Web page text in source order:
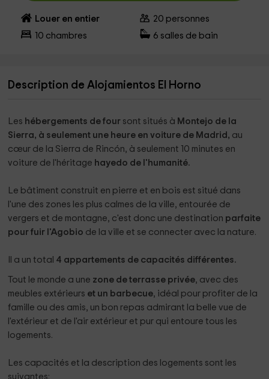
Louer en entier 20 personnes
10 chambres 6 salles de bain
Description de Alojamientos El Horno
Les hébergements de four sont situés à Montejo de la
Sierra, à seulement une heure en voiture de Madrid, au
cœur de la Sierra de Rincón, à seulement 10 minutes en
voiture de l'héritage hayedo de l'humanité.
Le bâtiment construit en pierre et en bois est situé dans
l'une des zones les plus calmes de la ville, entourée de
vergers et de montagne, c'est donc une destination parfaite
pour fuir l'Agobio de la ville et se connecter avec la nature.
Il a un total 4 appartements de capacités différentes.
Tout le monde a une zone de terrasse privée, avec des
meubles extérieurs et un barbecue, idéal pour profiter de la
famille ou des amis, un bon repas admirant la belle vue de
l'extérieur et de l'air extérieur et pur qui entoure tous les
logements.
Les capacités et la description des logements sont les
suivantes: